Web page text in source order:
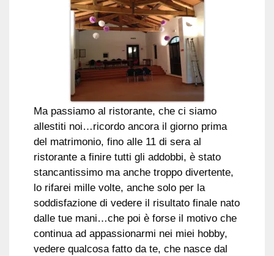
Ma passiamo al ristorante, che ci siamo
allestiti noi…ricordo ancora il giorno prima
del matrimonio, fino alle 11 di sera al
ristorante a finire tutti gli addobbi, è stato
stancantissimo ma anche troppo divertente,
lo rifarei mille volte, anche solo per la
soddisfazione di vedere il risultato finale nato
dalle tue mani…che poi è forse il motivo che
continua ad appassionarmi nei miei hobby,
vedere qualcosa fatto da te, che nasce dal